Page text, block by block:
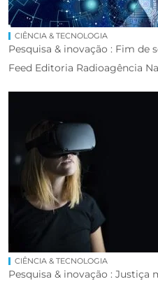
CIÊNCIA & TECNOLOGIA
Pesquisa & inovação : Fim de
Feed Editoria Radioagência
CIÊNCIA & TECNOLOGIA
Pesquisa & inovação : Justiça